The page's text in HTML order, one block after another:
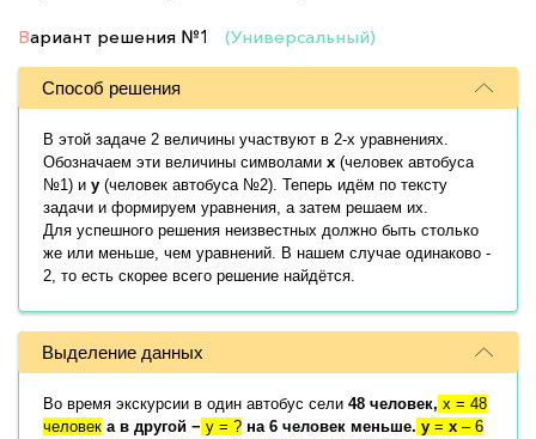
Вариант решения №1 (Универсальный)
Способ решения
В этой задаче 2 величины участвуют в 2-х уравнениях.
Обозначаем эти величины символами x (человек автобуса
№1) и y (человек автобуса №2). Теперь идём по тексту
задачи и формируем уравнения, а затем решаем их.
Для успешного решения неизвестных должно быть столько
же или меньше, чем уравнений. В нашем случае одинаково -
2, то есть скорее всего решение найдётся.
Выделение данных
Во время экскурсии в один автобус сели 48 человек, x = 48
человек а в другой − y = ? на 6 человек меньше. y = x – 6